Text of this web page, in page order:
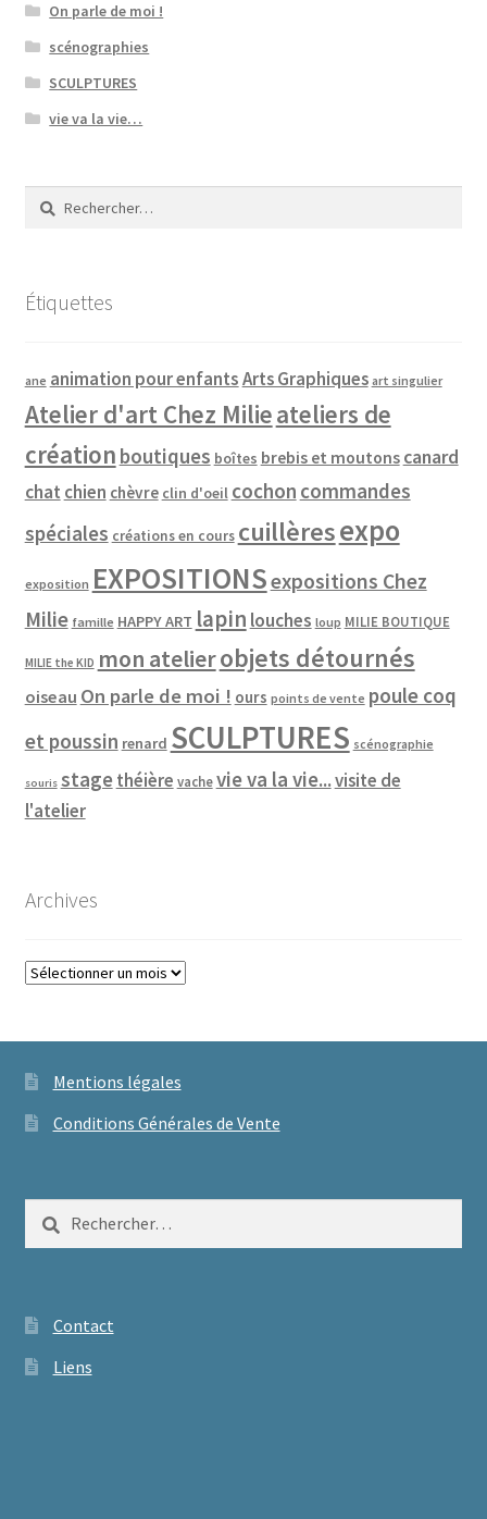
On parle de moi !
scénographies
SCULPTURES
vie va la vie…
Rechercher :
Étiquettes
ane animation pour enfantsArts Graphiques art singulier
Atelier d'art Chez Milieateliers de
création boutiques boîtes brebis et moutons canard
chat chien chèvre clin d'oeil cochon commandes
spéciales créations en cours cuillèresexpo
exposition EXPOSITIONSexpositions Chez
Milie famille HAPPY ART lapin louches loup MILIE BOUTIQUE
MILIE the KID mon atelierobjets détournés
oiseau On parle de moi ! ours points de vente poule coq
et poussin renard SCULPTURES scénographie
souris stagethéière vache vie va la vie...visite de
l'atelier
Archives
Archives
Mentions légales
Conditions Générales de Vente
Rechercher :
Contact
Liens